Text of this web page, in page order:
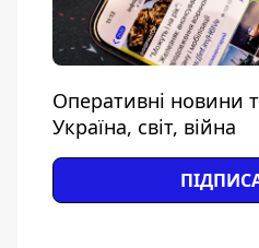
Оперативні новини
Україна, світ, війна